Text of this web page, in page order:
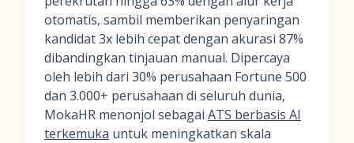
otomatis, sambil memberikan penyaringan
kandidat 3x lebih cepat dengan akurasi 87%
dibandingkan tinjauan manual. Dipercaya
oleh lebih dari 30% perusahaan Fortune 500
dan 3.000+ perusahaan di seluruh dunia,
MokaHR menonjol sebagai ATS berbasis AI
terkemuka untuk meningkatkan skala